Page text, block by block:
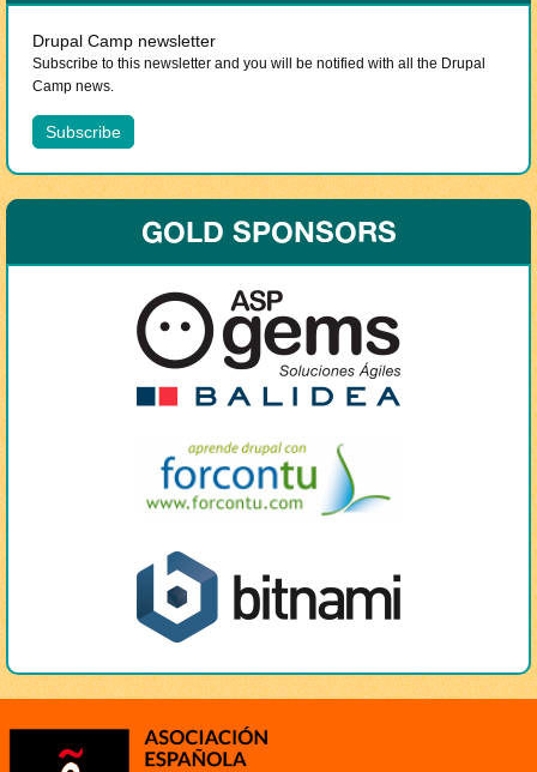
Drupal Camp newsletter
Subscribe to this newsletter and you will be notified with all the Drupal
Camp news.
GOLD SPONSORS